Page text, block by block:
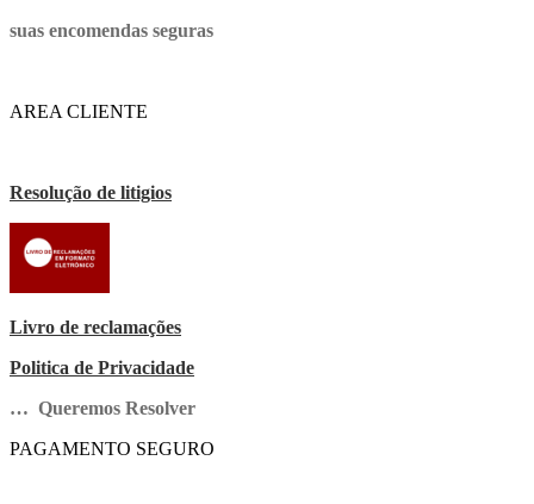
suas encomendas seguras
AREA CLIENTE
Resolução de litigios
Livro de reclamações
Politica de Privacidade
… Queremos Resolver
PAGAMENTO SEGURO